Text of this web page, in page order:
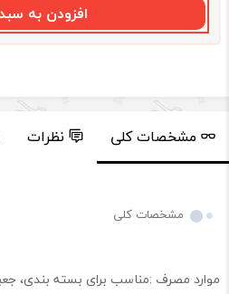
افزودن به
مشخصات کلی نظرات
مشخصات کلی
موارد مصرف :مناسب برای بسته بندی،